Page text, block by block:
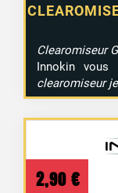
Clearomiseur
Innokin vous
clearomiseur
2,90 €